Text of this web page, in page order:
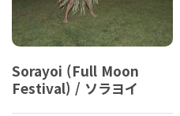
Sorayoi (Full Moon
Festival) / ソラヨイ